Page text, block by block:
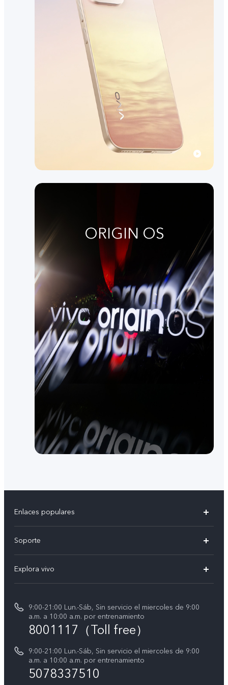
ORIGIN OS
Enlaces populares
V50 Lite
Y19s
Soporte
Verificación de IMEI
Manual de usuario
Instrucciones de la garantía de vivo
Consulta el Precio de los Repuestos
Explora vivo
Acerca de nosotros
Centro de privacidad de vivo
9:00-21:00 Lun.-Sáb, Sin servicio el miercoles de 9:00
a.m. a 10:00 a.m. por entrenamiento
8001117（Toll free）
9:00-21:00 Lun.-Sáb, Sin servicio el miercoles de 9:00
a.m. a 10:00 a.m. por entrenamiento
5078337510